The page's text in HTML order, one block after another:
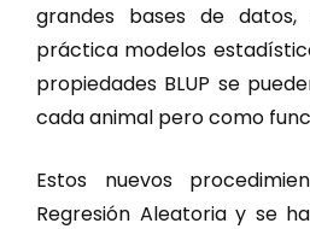
grandes bases de
práctica modelos
propiedades BLUP se
cada animal pero como
Estos nuevos
Regresión Aleatoria y se